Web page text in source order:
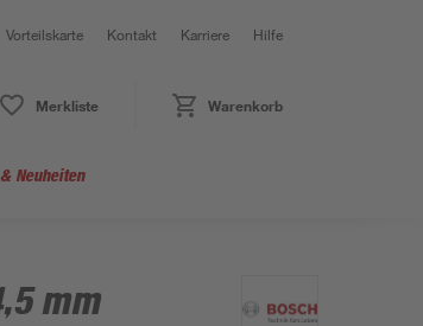
Vorteilskarte Kontakt Karriere Hilfe
Merkliste Warenkorb
Neuheiten
mm